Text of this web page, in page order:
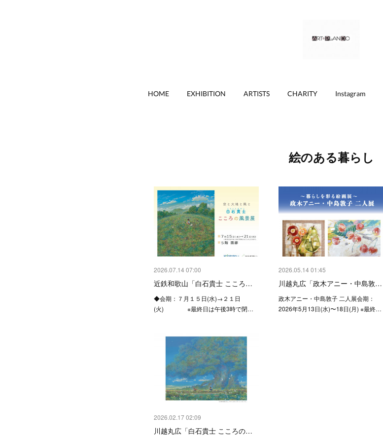
HOME EXHIBITION ARTISTS CHARITY Instagram
絵のある暮らし
2026.07.14 07:00
近鉄和歌山「白石貴士 こころ…
◆会期：７月１５日(水)→２１日
(火) ※最終日は午後3時で閉…
2026.05.14 01:45
川越丸広「政木アニー・中島敦…
政木アニー・中島敦子 二人展会期：
2026年5月13日(水)〜18日(月) ※最終…
2026.02.17 02:09
川越丸広「白石貴士 こころの…